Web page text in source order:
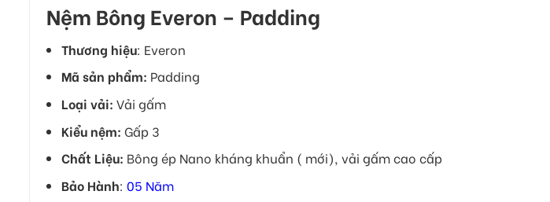
Nệm Bông Everon – Padding
Thương hiệu: Everon
Mã sản phẩm: Padding
Loại vải: Vải gấm
Kiểu nệm: Gấp 3
Chất Liệu: Bông ép Nano kháng khuẩn ( mới), vải gấm cao cấp
Bảo Hành: 05 Năm